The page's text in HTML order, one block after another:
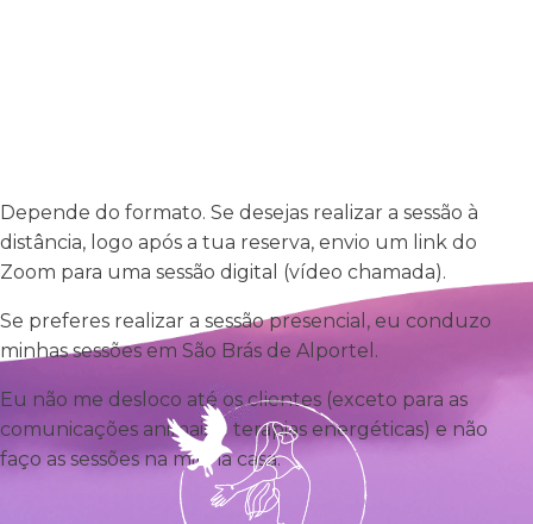
Depende do formato. Se desejas realizar a sessão à
distância, logo após a tua reserva, envio um link do
Zoom para uma sessão digital (vídeo chamada).
Se preferes realizar a sessão presencial, eu conduzo
minhas sessões em São Brás de Alportel.
Eu não me desloco até os clientes (exceto para as
comunicações animais e terapias energéticas) e não
faço as sessões na minha casa.